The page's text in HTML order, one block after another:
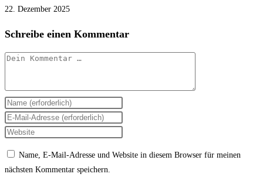
22. Dezember 2025
Schreibe einen Kommentar
Kommentar
Gib
deinen
Namen
Benutzernamen
Gib
deine
Gib
Name, E-Mail-Adresse und Website in diesem Browser für meinen
nächsten Kommentar speichern.